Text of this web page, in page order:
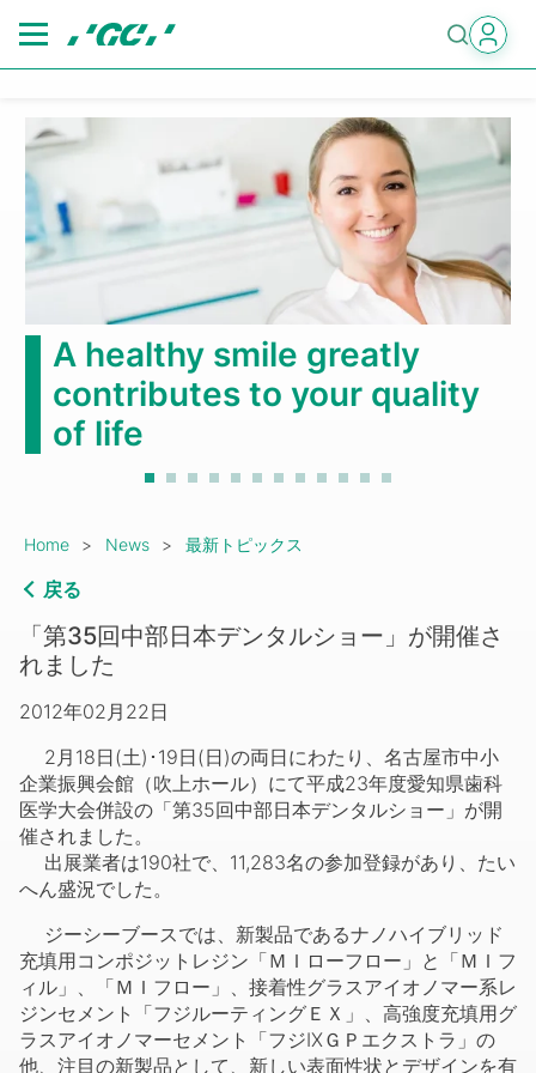
main
第6回国際歯科シンポジウ
2026年10月3日(土)～4日(日)
もっと見る
Breadcrumb
Home News 最新トピックス
戻る
「第35回中部日本デンタルショー」が開催さ
れました
2012年02月22日
2月18日(土)･19日(日)の両日にわたり、名古屋市中小
企業振興会館（吹上ホール）にて平成23年度愛知県歯科
医学大会併設の「第35回中部日本デンタルショー」が開
催されました。
出展業者は190社で、11,283名の参加登録があり、たい
へん盛況でした。
ジーシーブースでは、新製品であるナノハイブリッド
充填用コンポジットレジン「ＭＩローフロー」と「ＭＩフ
ィル」、「ＭＩフロー」、接着性グラスアイオノマー系レ
ジンセメント「フジルーティングＥＸ」、高強度充填用グ
ラスアイオノマーセメント「フジIXＧＰエクストラ」の
他、注目の新製品として、新しい表面性状とデザインを有